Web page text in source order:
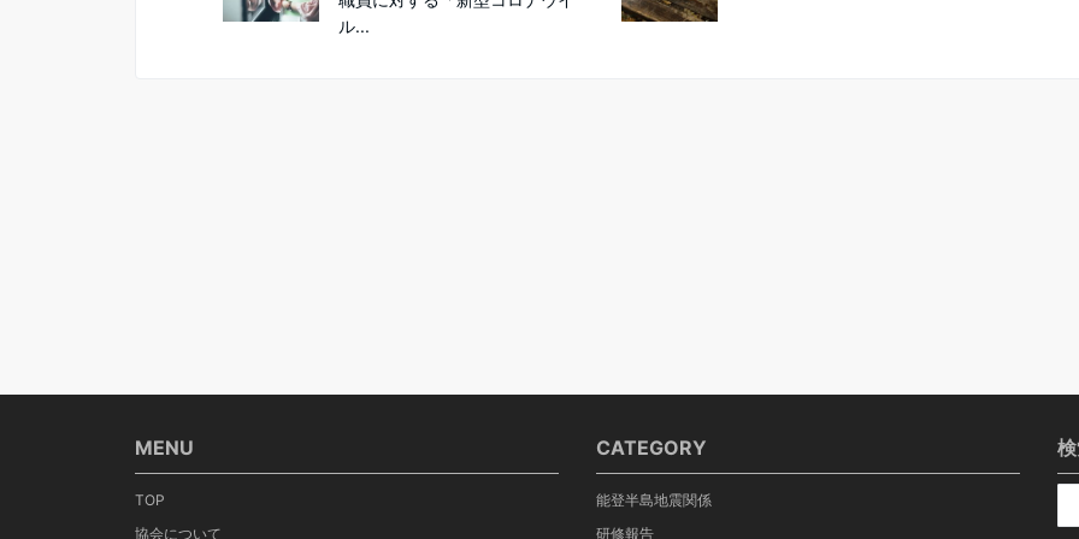
ル...
MENU
TOP
協会について
CATEGORY
能登半島地震関係
研修報告